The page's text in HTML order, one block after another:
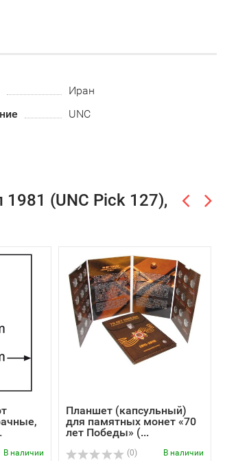
Иран
UNC
(UNC Pick 127),
В наличии
Планшет (капсульный)
для памятных монет «70
лет Победы» (...
(0) В наличии